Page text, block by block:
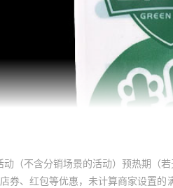
动（不含分销场景的活动）预热期
券、红包等优惠，未计算商家设置